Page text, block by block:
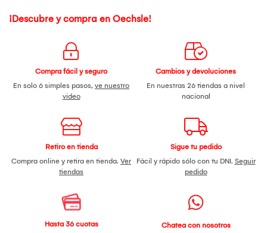
¡Descubre y compra en Oechsle!
Compra fácil y seguro
En solo 6 simples pasos, ve nuestro
video
Cambios y devoluciones
En nuestras 26 tiendas a nivel
nacional
Retiro en tienda
Compra online y retira en tienda. Ver
tiendas
Sigue tu pedido
Fácil y rápido sólo con tu DNI. Seguir
pedido
Hasta 36 cuotas
Chatea con nosotros